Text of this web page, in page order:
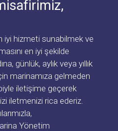
iyi hizmeti sunabilmek ve
en iyi şekilde
günlük, aylık veya yıllık
marinamıza gelmeden
iletişime geçerek
iletmenizi rica ederiz.
Yönetim